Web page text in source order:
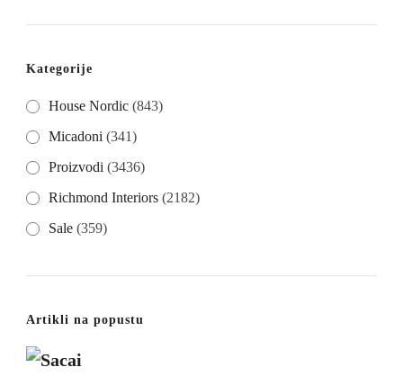
Kategorije
House Nordic (843)
Micadoni (341)
Proizvodi (3436)
Richmond Interiors (2182)
Sale (359)
Artikli na popustu